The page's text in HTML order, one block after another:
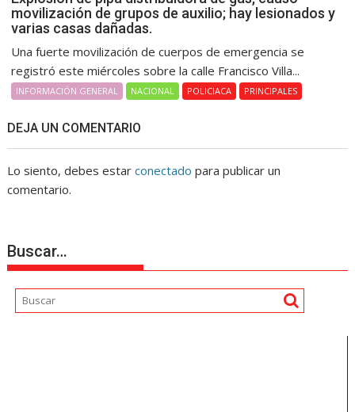
movilización de grupos de auxilio; hay lesionados y
varias casas dañadas.
Una fuerte movilización de cuerpos de emergencia se
registró este miércoles sobre la calle Francisco Villa...
INFORMACIÓN GENERAL NACIONAL POLICIACA PRINCIPALES
DEJA UN COMENTARIO
Lo siento, debes estarconectado para publicar un
comentario.
Buscar…